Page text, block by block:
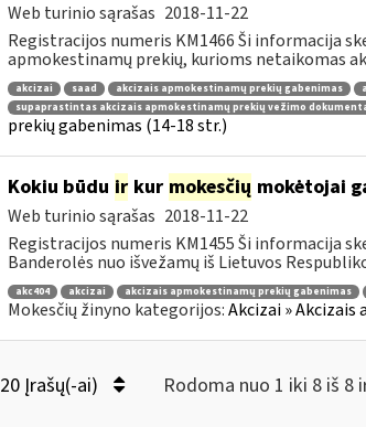
Web turinio sąrašas 2018-11-22
Registracijos numeris KM1466 Ši informacija
apmokestinamų prekių, kurioms netaikomas
akcizai saad akcizais apmokestinamų prekių gabenimas
supaprastintas akcizais apmokestinamų prekių vežimo
prekių gabenimas (14-18 str.)
Kokiu būdu irkur mokesčių mokėtojai
Web turinio sąrašas 2018-11-22
Registracijos numeris KM1455 Ši informacija
Banderolės nuo išvežamų iš Lietuvos
akc404 akcizai akcizais apmokestinamų prekių gabenimas
Mokesčių žinyno kategorijos:Akcizai »
20 Įrašų(-ai) Rodoma nuo 1 iki 8 iš 8